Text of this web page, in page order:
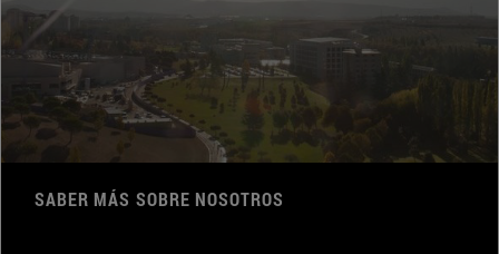
SABER MÁS SOBRE NOSOTROS